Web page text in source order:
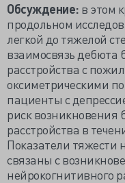
Обсуждение: в этом
продольном
легкой до тяжелой
взаимосвязь дебюта
расстройства с
оксиметрическими
пациенты с
риск возникновения
расстройства в
Показатели тяжести
связаны с
нейрокогнитивного